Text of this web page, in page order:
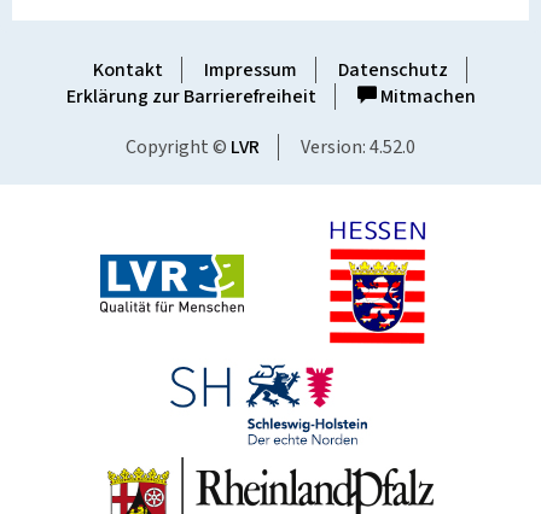
Kontakt Impressum
Datenschutz
Erklärung zur Barrierefreiheit
Mitmachen
Copyright © LVR Version: 4.52.0